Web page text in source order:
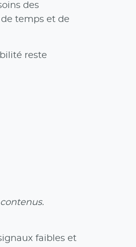
des
temps et de
reste
faibles et